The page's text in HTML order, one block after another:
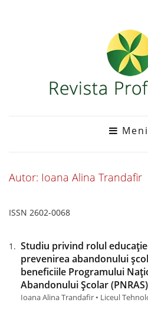
Autor: Ioana Alina Trandafir
ISSN 2602-0068
Studiu privind rolul
prevenirea abandonului
beneficiile Programului
Abandonului Școlar (PNRAS)
Ioana Alina Trandafir • Liceul